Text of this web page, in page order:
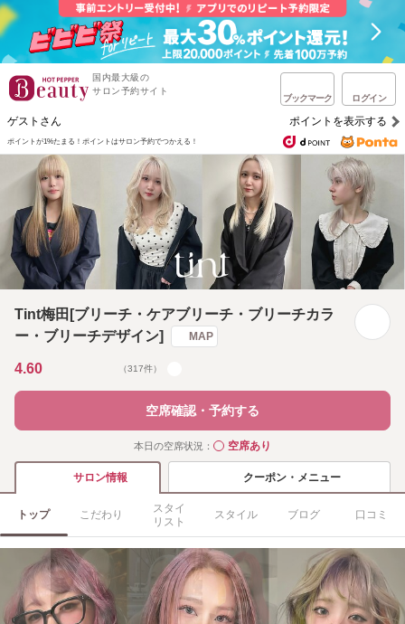
国内最大級の
サロン予約サイト
ブックマーク ログイン
ゲストさん ポイントを表示する
ポイントが1%たまる！ ポイントはサロン予約でつかえる！
Tint梅田[ブリーチ・ケアブリーチ・ブリーチカラ
ー・ブリーチデザイン]
MAP
4.60 （317件）
空席確認・予約する
本日の空席状況： ◯空席あり
サロン情報 クーポン・メニュー
トップ こだわり
スタイ
リスト
スタイル ブログ 口コミ